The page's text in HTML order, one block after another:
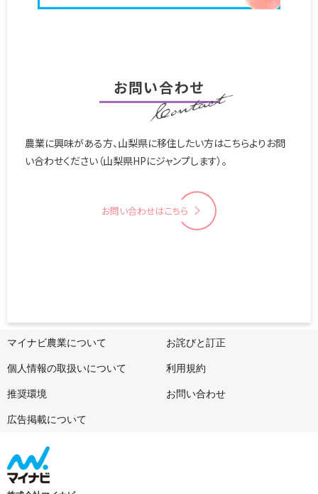
お問い合わせ
農業に興味がある方、山梨県に移住したい方はこちらよりお問
い合わせください（山梨県HPにジャンプします）。
お問い合わせはこちら
マイナビ農業について お詫びと訂正
個人情報の取扱いについて 利用規約
推奨環境 お問い合わせ
広告掲載について